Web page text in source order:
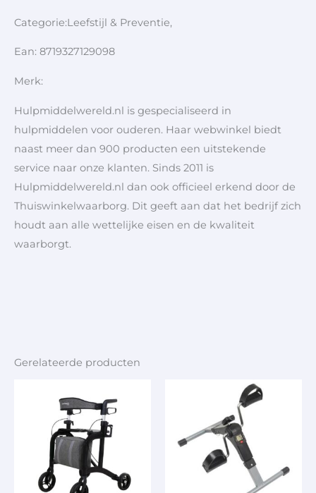
Categorie:Leefstijl & Preventie,
Ean: 8719327129098
Merk:
Hulpmiddelwereld.nl is gespecialiseerd in
hulpmiddelen voor ouderen. Haar webwinkel biedt
naast meer dan 900 producten een uitstekende
service naar onze klanten. Sinds 2011 is
Hulpmiddelwereld.nl dan ook officieel erkend door de
Thuiswinkelwaarborg. Dit geeft aan dat het bedrijf zich
houdt aan alle wettelijke eisen en de kwaliteit
waarborgt.
Gerelateerde producten